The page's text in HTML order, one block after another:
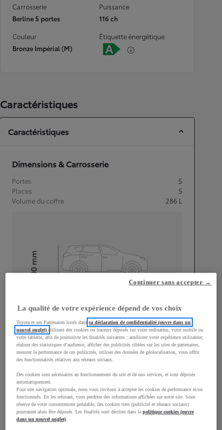
Carrosserie
Berline 5 portes
Puissance
116 ch
Couleur
Bronze Impérial (M)
Étiquette énergétique
Caractéristiques
Caractéristiques
Dimensions & Carrosserie
Portes
5
Places
5
Volume du coffre
286 L
Hauteur
1 500
mm
1 745 mm
Consommation mixte
La qualité de votre expérience dépend de vos choix
Toyota et ses Partenaires listés danssa déclaration de confidentialité (ouvre dans un
nouvel onglet)utilisent des cookies ou traceurs déposés sur votre ordinateur, votre mobile ou
votre tablette, afin de poursuivre les finalités suivantes : améliorer votre expérience utilisateur,
réaliser des statistiques d’audience, afficher des publicités ciblées sur les sites de partenaires,
mesurer la performance de ces publicités, utiliser des données de géolocalisation, vous offrir
des fonctionnalités relatives aux réseaux sociaux.
Des cookies sont nécessaires au fonctionnement du site et de nos services, et sont déposés
automatiquement.
Pour une navigation optimale, nous vous invitons à accepter les cookies de performance et/ou
fonctionnels. En les refusant, vous perdriez des informations affichées sur notre site. Sous
réserve de votre consentement préalable, des cookies tiers (publicité et réseaux sociaux)
pourraient alors être déposés. Les finalités sont décrites dans lapolitique cookies (ouvre
dans un nouvel onglet).
Continuer sans accepter →